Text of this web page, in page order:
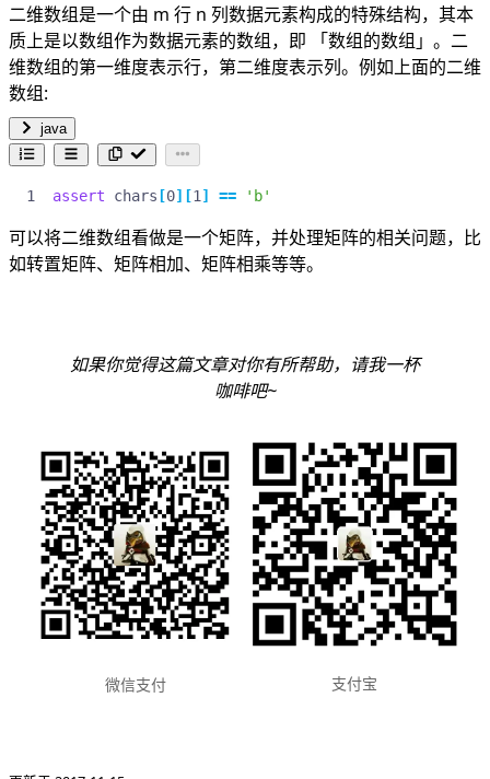
二维数组是一个由 m 行 n 列数据元素构成的特殊结构，其本
质上是以数组作为数据元素的数组，即 「数组的数组」。二
维数组的第一维度表示行，第二维度表示列。例如上面的二维
数组:
java
assert chars [0][1 ] == 'b'
可以将二维数组看做是一个矩阵，并处理矩阵的相关问题，比
如转置矩阵、矩阵相加、矩阵相乘等等。
如果你觉得这篇文章对你有所帮助，请我一杯
咖啡吧~
微信支付 支付宝